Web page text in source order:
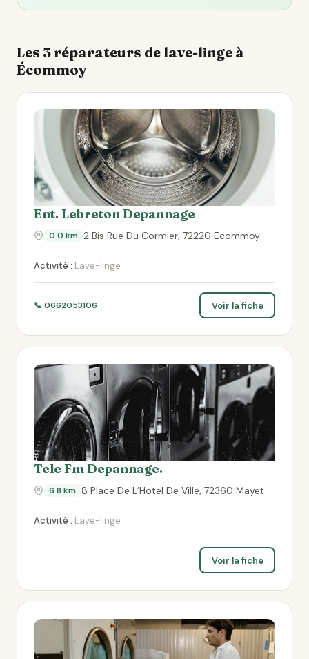
Les 3 réparateurs de lave-linge à
Écommoy
Ent. Lebreton Depannage
0.0 km 2 Bis Rue Du Cormier, 72220 Ecommoy
Activité : Lave-linge
📞 0662053106 Voir la fiche
Tele Fm Depannage.
6.8 km 8 Place De L’Hotel De Ville, 72360 Mayet
Activité : Lave-linge
Voir la fiche